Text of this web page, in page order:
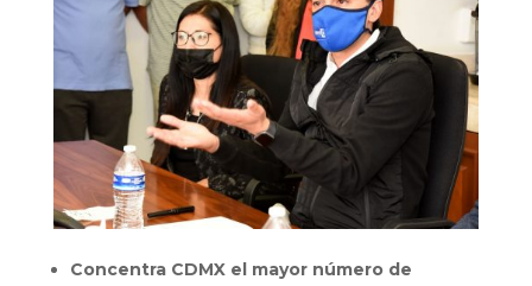
Concentra CDMX el mayor número de